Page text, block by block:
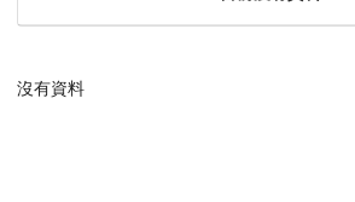
沒有資料